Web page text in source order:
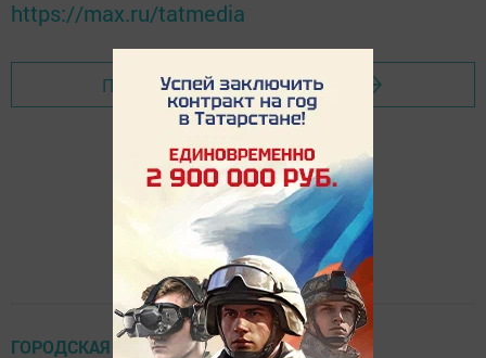
https://max.ru/tatmedia
Перейти на страницу новости
ГОРОДСКАЯ СРЕДА/ ИНФРАСТРУКТУРА